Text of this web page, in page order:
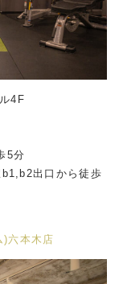
4F
5分
出口から徒歩
)六本木店